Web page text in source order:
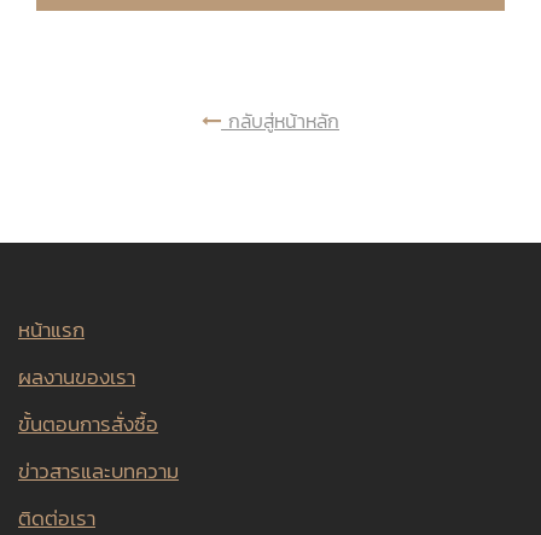
กลับสู่หน้าหลัก
หน้าแรก
ผลงานของเรา
ขั้นตอนการสั่งซื้อ
ข่าวสารและบทความ
ติดต่อเรา